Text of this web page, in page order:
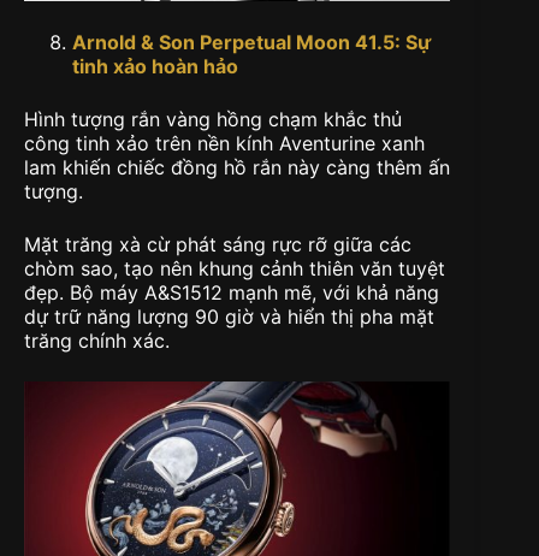
Arnold & Son Perpetual Moon 41.5: Sự
tinh xảo hoàn hảo
Hình tượng rắn vàng hồng chạm khắc thủ
công tinh xảo trên nền kính Aventurine xanh
lam khiến chiếc đồng hồ rắn này càng thêm ấn
tượng.
Mặt trăng xà cừ phát sáng rực rỡ giữa các
chòm sao, tạo nên khung cảnh thiên văn tuyệt
đẹp. Bộ máy A&S1512 mạnh mẽ, với khả năng
dự trữ năng lượng 90 giờ và hiển thị pha mặt
trăng chính xác.